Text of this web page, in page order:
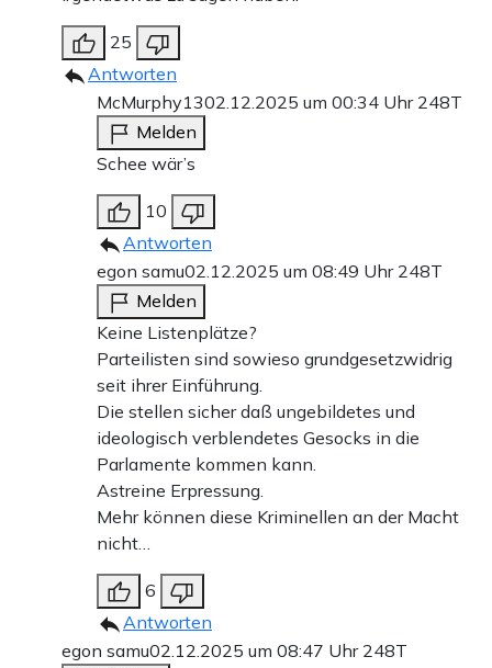
25
Antworten
McMurphy1302.12.2025 um 00:34 Uhr 248T
Melden
Schee wär’s
10
Antworten
egon samu02.12.2025 um 08:49 Uhr 248T
Melden
Keine Listenplätze?
Parteilisten sind sowieso grundgesetzwidrig
seit ihrer Einführung.
Die stellen sicher daß ungebildetes und
ideologisch verblendetes Gesocks in die
Parlamente kommen kann.
Astreine Erpressung.
Mehr können diese Kriminellen an der Macht
nicht…
6
Antworten
egon samu02.12.2025 um 08:47 Uhr 248T